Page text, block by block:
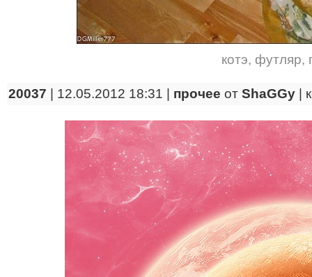
котэ, футляр,
20037 | 12.05.2012 18:31 | прочее от ShaGGy